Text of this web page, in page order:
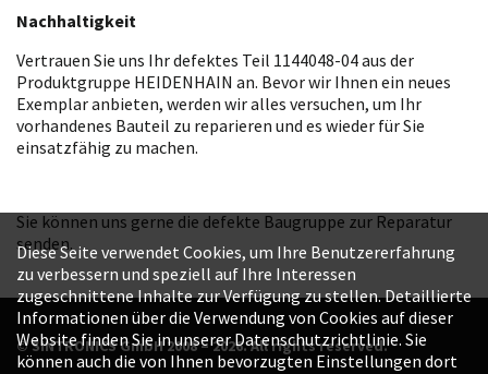
Nachhaltigkeit
Vertrauen Sie uns Ihr defektes Teil 1144048-04 aus der
Produktgruppe HEIDENHAIN an. Bevor wir Ihnen ein neues
Exemplar anbieten, werden wir alles versuchen, um Ihr
vorhandenes Bauteil zu reparieren und es wieder für Sie
einsatzfähig zu machen.
Sie können uns gerne die defekte Baugruppe zur Reparatur
senden.
© SINTRONICS GmbH 2008 – 2026. All rights reserved.
Diese Seite verwendet Cookies, um Ihre Benutzererfahrung
zu verbessern und speziell auf Ihre Interessen
zugeschnittene Inhalte zur Verfügung zu stellen. Detaillierte
Informationen über die Verwendung von Cookies auf dieser
Website finden Sie in unserer Datenschutzrichtlinie. Sie
können auch die von Ihnen bevorzugten Einstellungen dort